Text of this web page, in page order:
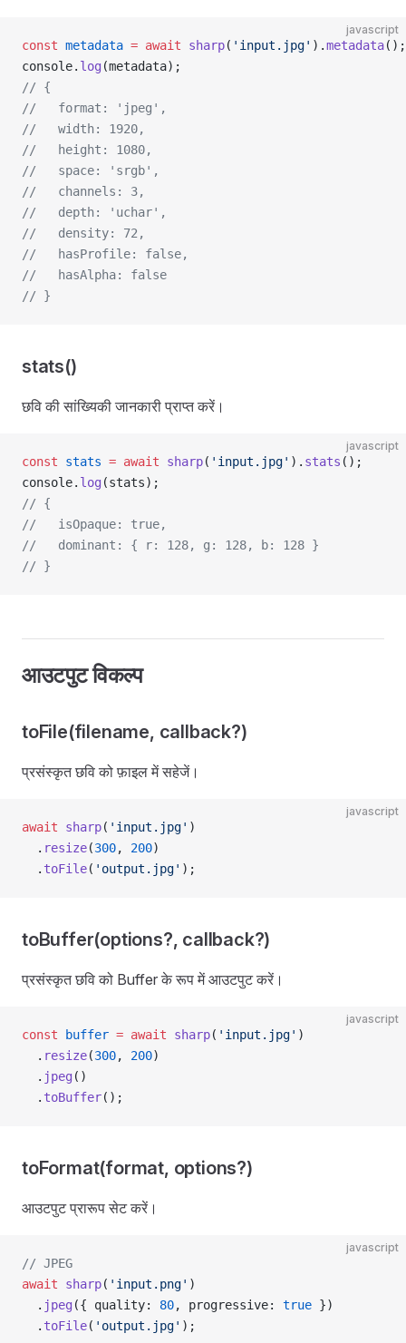
javascript
const metadata = await sharp( 'input.jpg' ).metadata();
console. log (metadata);
// {
//   format: 'jpeg',
//   width: 1920,
//   height: 1080,
//   space: 'srgb',
//   channels: 3,
//   depth: 'uchar',
//   density: 72,
//   hasProfile: false,
//   hasAlpha: false
// }
stats()
छवि की सांख्यिकी जानकारी प्राप्त करें।
javascript
const stats = await sharp( 'input.jpg' ). stats ();
console. log (stats);
// {
//   isOpaque: true,
//   dominant: { r: 128, g: 128, b: 128 }
// }
आउटपुट विकल्प
toFile(filename, callback?)
प्रसंस्कृत छवि को फ़ाइल में सहेजें।
javascript
await sharp( 'input.jpg' )
  .
resize(300, 200)
  .
toFile( 'output.jpg' );
toBuffer(options?, callback?)
प्रसंस्कृत छवि को Buffer के रूप में आउटपुट करें।
javascript
const buffer = await sharp( 'input.jpg' )
  .
resize(300, 200)
  .
jpeg ()
  .
toBuffer();
toFormat(format, options?)
आउटपुट प्रारूप सेट करें।
javascript
// JPEG
await sharp( 'input.png' )
  .
jpeg ({ quality: 80, progressive: true })
  .
toFile( 'output.jpg' );